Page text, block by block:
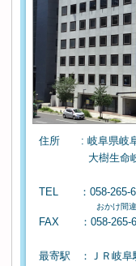
住所 : 岐阜県岐阜
大樹生命岐阜
TEL ：058-265-
おかけ間
FAX ：058-265-
最寄駅 ：ＪＲ岐阜